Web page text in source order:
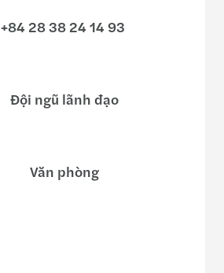
+84 28 38 24 14 93
Đội ngũ lãnh đạo
Văn phòng